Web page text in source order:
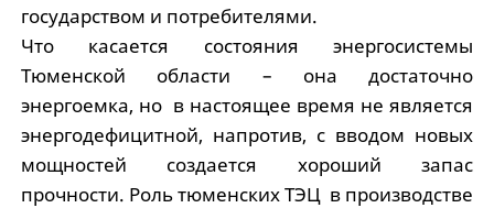
государством и потребителями.
Что касается состояния энергосистемы
Тюменской области – она достаточно
энергоемка, но в настоящее время не является
энергодефицитной, напротив, с вводом новых
мощностей создается хороший запас
прочности. Роль тюменских ТЭЦ в производстве